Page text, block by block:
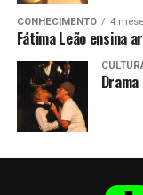
CONHECIMENTO 4
Fátima Leão ensina